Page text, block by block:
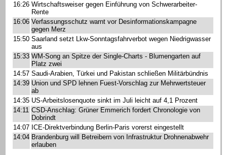
16:26 Wirtschaftsweiser gegen Einführung von Schwerarbeiter-
Rente
16:06 Verfassungsschutz warnt vor Desinformationskampagne
gegen Merz
15:50 Saarland setzt Lkw-Sonntagsfahrverbot wegen Niedrigwasser
aus
15:33 WM-Song an Spitze der Single-Charts - Blumengarten auf
Platz zwei
14:57 Saudi-Arabien, Türkei und Pakistan schließen Militärbündnis
14:39 Union und SPD lehnen Fuest-Vorschlag zur Mehrwertsteuer
ab
14:35 US-Arbeitslosenquote sinkt im Juli leicht auf 4,1 Prozent
14:11 CSD-Anschlag: Grüner Emmerich fordert Chronologie von
Dobrindt
14:07 ICE-Direktverbindung Berlin-Paris vorerst eingestellt
14:04 Brandenburg will Betreibern von Infrastruktur Drohnenabwehr
erlauben